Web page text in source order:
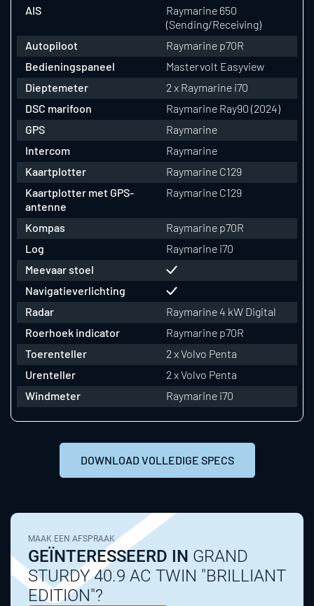
AIS
Raymarine 650
(Sending/Receiving)
Autopiloot
Raymarine p70R
Bedieningspaneel
Mastervolt Easyview
Dieptemeter
2 x Raymarine i70
DSC marifoon
Raymarine Ray90 (2024)
GPS
Raymarine
Intercom
Raymarine
Kaartplotter
Raymarine C129
Kaartplotter met GPS-
antenne
Raymarine C129
Kompas
Raymarine p70R
Log
Raymarine i70
Meevaar stoel
Navigatieverlichting
Radar
Raymarine 4 kW Digital
Roerhoek indicator
Raymarine p70R
Toerenteller
2 x Volvo Penta
Urenteller
2 x Volvo Penta
Windmeter
Raymarine i70
DOWNLOAD VOLLEDIGE SPECS
MAAK EEN AFSPRAAK
GEÏNTERESSEERD IN GRAND
STURDY 40.9 AC TWIN "BRILLIANT
EDITION"?